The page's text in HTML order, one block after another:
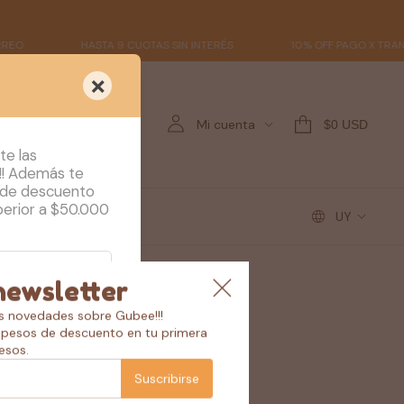
HASTA 9 CUOTAS SIN INTERÉS 10% OFF PAGO X TRANSF.
Mi cuenta $0 USD
UY
×
las
Además te
descuento
a $50.000
sobre Gubee!!!
de descuento en tu primera
Suscribirse